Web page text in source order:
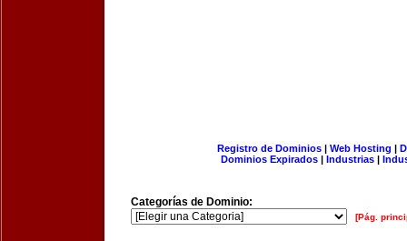
Registro de Dominios| Web Hosting |
Dominios Expirados | Industrias |
Categorías de Dominio:
[Pág.